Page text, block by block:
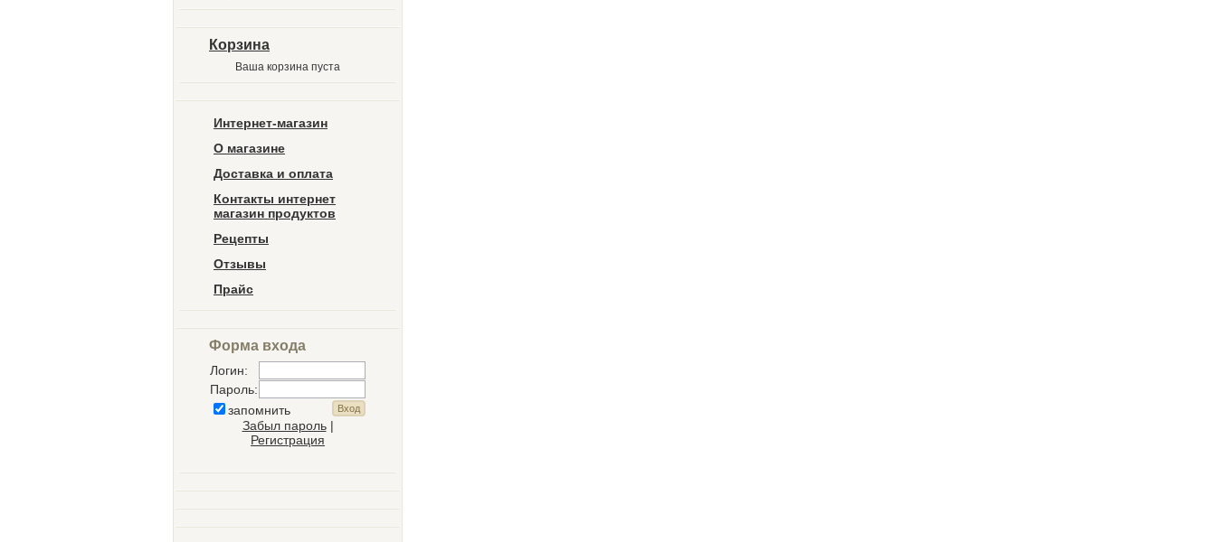
Корзина
Ваша корзина пуста
Интернет-магазин
О магазине
Доставка и оплата
Контакты интернет
магазин продуктов
Рецепты
Отзывы
Прайс
Форма входа
Логин:
Пароль:
запомнить
Забыл пароль|
Регистрация